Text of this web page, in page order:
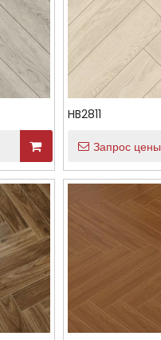
HB2811
Запрос цены